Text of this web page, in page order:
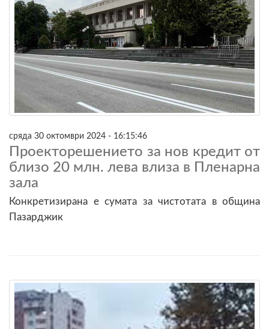
сряда 30 октомври 2024 - 16:15:46
Проекторешението за нов кредит от
близо 20 млн. лева влиза в Пленарна
зала
Конкретизирана е сумата за чистотата в община
Пазарджик